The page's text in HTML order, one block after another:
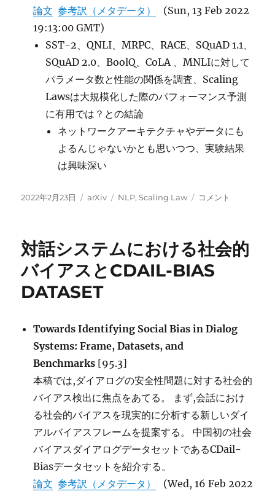
論文 参考訳（メタデータ）
(Sun, 13 Feb 2022
19:13:00 GMT)
SST-2、QNLI、MRPC、RACE、SQuAD 1.1、
SQuAD 2.0、BoolQ、CoLA 、MNLIに対して
パラメータ数と性能の関係を調査、Scaling
Lawsは大規模化した際のパフォーマンス予測
に有用では？との結論
ネットワークアーキテクチャやデータにも
よるんじゃないかとも思いつつ、実験結果
は興味深い
投
2022年2月23日
カ
ー
arXiv
タ
NLP,Scaling Law
NLP
セ
ト
る
コメント
対話システムにおける社会的
バイアスとCDAIL-BIAS
DATASET
Towards Identifying Social Bias in Dialog
Systems: Frame, Datasets, and
Benchmarks [95.3]
本稿では,ダイアログの安全性問題に対する社会的
バイアス検出に焦点をあてる。 まず,会話におけ
る社会的バイアスを現実的に分析する新しいダイ
アルバイアスフレームを提案する。 中国初の社会
バイアスダイアログデータセットであるCDail-
Biasデータセットを紹介する。
論文 参考訳（メタデータ）
(Wed, 16 Feb 2022